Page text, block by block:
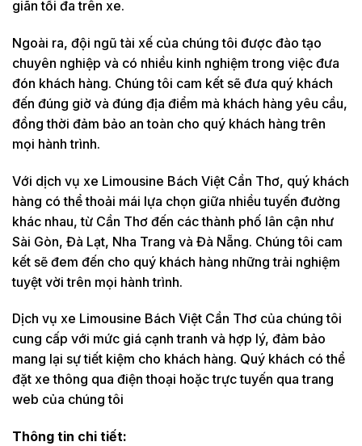
giãn tối đa trên xe.
Ngoài ra, đội ngũ tài xế của chúng tôi được đào tạo
chuyên nghiệp và có nhiều kinh nghiệm trong việc đưa
đón khách hàng. Chúng tôi cam kết sẽ đưa quý khách
đến đúng giờ và đúng địa điểm mà khách hàng yêu cầu,
đồng thời đảm bảo an toàn cho quý khách hàng trên
mọi hành trình.
Với dịch vụ xe Limousine Bách Việt Cần Thơ, quý khách
hàng có thể thoải mái lựa chọn giữa nhiều tuyến đường
khác nhau, từ Cần Thơ đến các thành phố lân cận như
Sài Gòn, Đà Lạt, Nha Trang và Đà Nẵng. Chúng tôi cam
kết sẽ đem đến cho quý khách hàng những trải nghiệm
tuyệt vời trên mọi hành trình.
Dịch vụ xe Limousine Bách Việt Cần Thơ của chúng tôi
cung cấp với mức giá cạnh tranh và hợp lý, đảm bảo
mang lại sự tiết kiệm cho khách hàng. Quý khách có thể
đặt xe thông qua điện thoại hoặc trực tuyến qua trang
web của chúng tôi
Thông tin chi tiết: